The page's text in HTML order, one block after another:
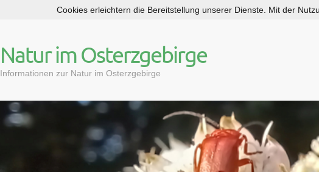
p
t
c
Natur im Osterzgebirge
Informationen zur Natur im Osterzgebirge
Cookies erleichtern die Bereitstellung unserer Dienste. Mit der